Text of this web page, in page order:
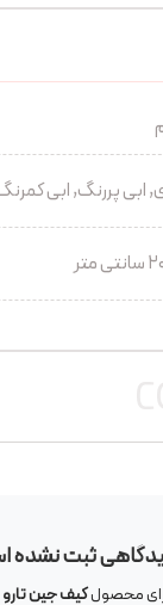
ابی پررنگ, ابی
ثبت نشده
محصولکیف جین تارو